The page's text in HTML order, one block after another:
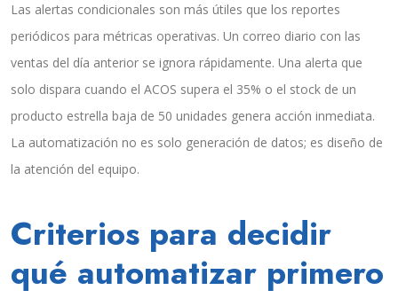
Las alertas condicionales son más útiles que los reportes
periódicos para métricas operativas. Un correo diario con las
ventas del día anterior se ignora rápidamente. Una alerta que
solo dispara cuando el ACOS supera el 35% o el stock de un
producto estrella baja de 50 unidades genera acción inmediata.
La automatización no es solo generación de datos; es diseño de
la atención del equipo.
Criterios para decidir
qué automatizar primero